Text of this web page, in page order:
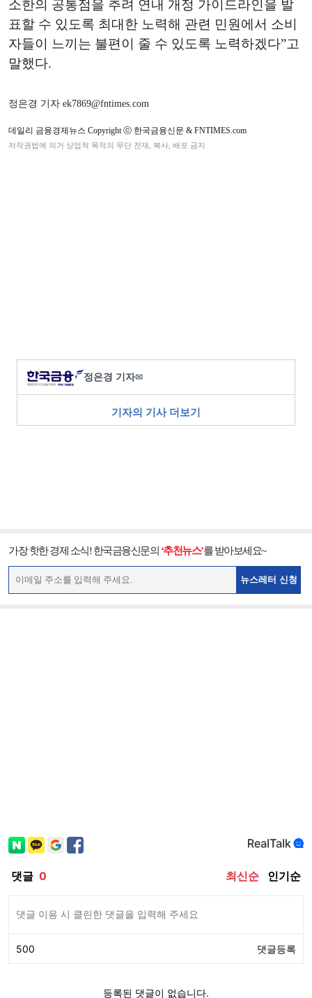
소한의 공통점을 추려 연내 개정 가이드라인을 발
표할 수 있도록 최대한 노력해 관련 민원에서 소비
자들이 느끼는 불편이 줄 수 있도록 노력하겠다”고
말했다.
정은경 기자 ek7869@fntimes.com
데일리 금융경제뉴스 Copyright ⓒ 한국금융신문 & FNTIMES.com
저작권법에 의거 상업적 목적의 무단 전재, 복사, 배포 금지
정은경 기자✉
기자의 기사 더보기
가장 핫한 경제 소식! 한국금융신문의 ‘추천뉴스’를 받아보세요~
뉴스레터 신청